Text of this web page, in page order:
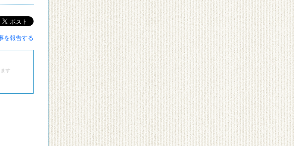
ポスト
を報告する
す